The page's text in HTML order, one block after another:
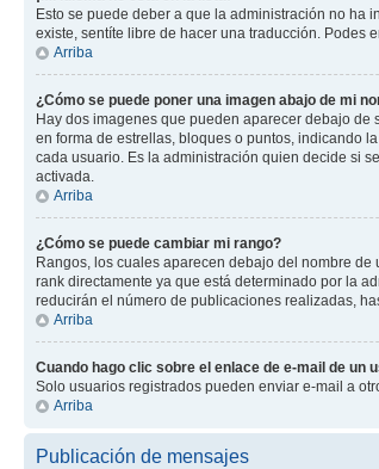
Esto se puede deber a que la administración no ha
existe, sentíte libre de hacer una traducción. Podes
Arriba
¿Cómo se puede poner una imagen abajo de mi
Hay dos imagenes que pueden aparecer debajo
en forma de estrellas, bloques o puntos, indicando
cada usuario. Es la administración quien decide si
activada.
Arriba
¿Cómo se puede cambiar mi rango?
Rangos, los cuales aparecen debajo del nombre
rank directamente ya que está determinado por la
reducirán el número de publicaciones realizadas,
Arriba
Cuando hago clic sobre el enlace de e-mail de un
Solo usuarios registrados pueden enviar e-mail a
Arriba
Publicación de mensajes